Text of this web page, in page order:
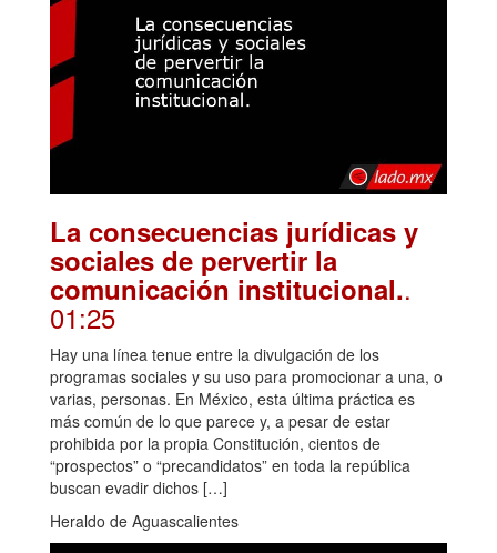
La consecuencias jurídicas y
sociales de pervertir la
comunicación institucional..
01:25
Hay una línea tenue entre la divulgación de los
programas sociales y su uso para promocionar a una, o
varias, personas. En México, esta última práctica es
más común de lo que parece y, a pesar de estar
prohibida por la propia Constitución, cientos de
“prospectos” o “precandidatos” en toda la república
buscan evadir dichos […]
Heraldo de Aguascalientes